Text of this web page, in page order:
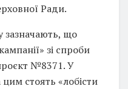
Ради.
зазначають, що
зі спроби
№8371. У
стоять «лобісти